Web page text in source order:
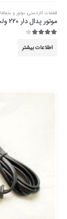
قطعات کاردستی, موتور و
موتور پدال دار 220 ولت چرخ خیاطی
اطلاعات بیشتر